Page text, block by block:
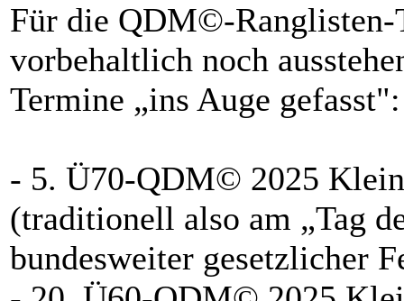
Für die QDM©-Ranglisten-
vorbehaltlich noch
Termine „ins Auge gefasst":
- 5. Ü70-QDM© 2025
(traditionell also am „Tag
bundesweiter gesetzlicher